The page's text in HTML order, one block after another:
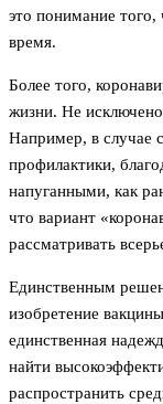
это понимание того,
время.
Более того,
жизни. Не
Например, в
профилактики,
напуганными, как
что вариант
рассматривать
Единственным
изобретение
единственная
найти
распространить